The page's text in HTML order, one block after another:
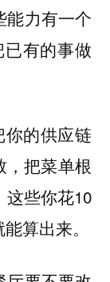
能力有一个
有的事做
的供应链
，把菜单根
些你花10
算出来。